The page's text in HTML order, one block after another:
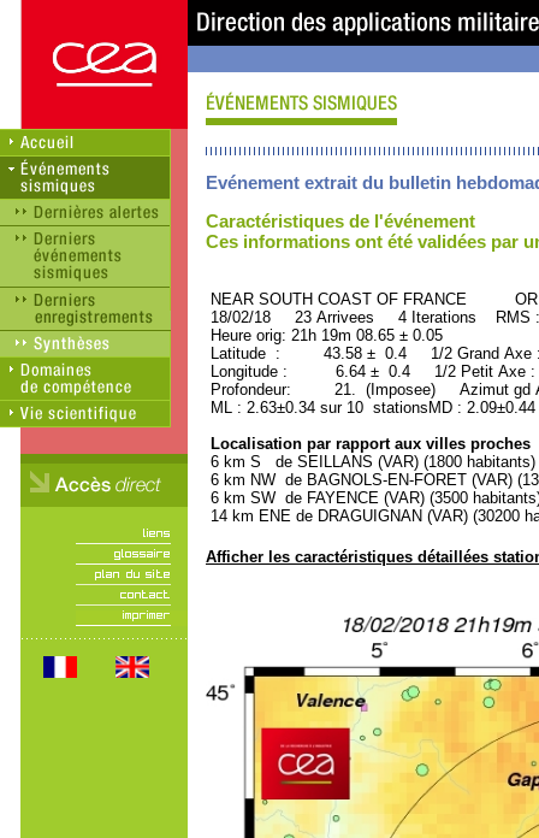
Evénement extrait du bulletin
Caractéristiques de l'événement
Ces informations ont été validées par
NEAR SOUTH COAST OF FRANCE
18/02/18 23 Arrivees 4 Iterations RMS
Heure orig: 21h 19m 08.65 ± 0.05
Latitude : 43.58 ± 0.4 1/2 Grand
Longitude : 6.64 ± 0.4 1/2 Petit Axe
Profondeur: 21. (Imposee) Azimut gd
ML : 2.63±0.34 sur 10 stationsMD :
Localisation par rapport aux villes proches
6 km S de SEILLANS (VAR) (1800 habitants)
6 km NW de BAGNOLS-EN-FORET (VAR)
6 km SW de FAYENCE (VAR) (3500
14 km ENE de DRAGUIGNAN (VAR) (30200
Afficher les caractéristiques détaillées